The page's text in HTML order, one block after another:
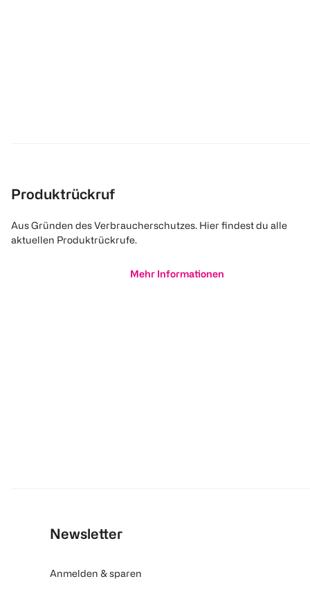
Produktrückruf
Aus Gründen des Verbraucherschutzes. Hier findest du alle
aktuellen Produktrückrufe.
Mehr Informationen
Newsletter
Anmelden & sparen